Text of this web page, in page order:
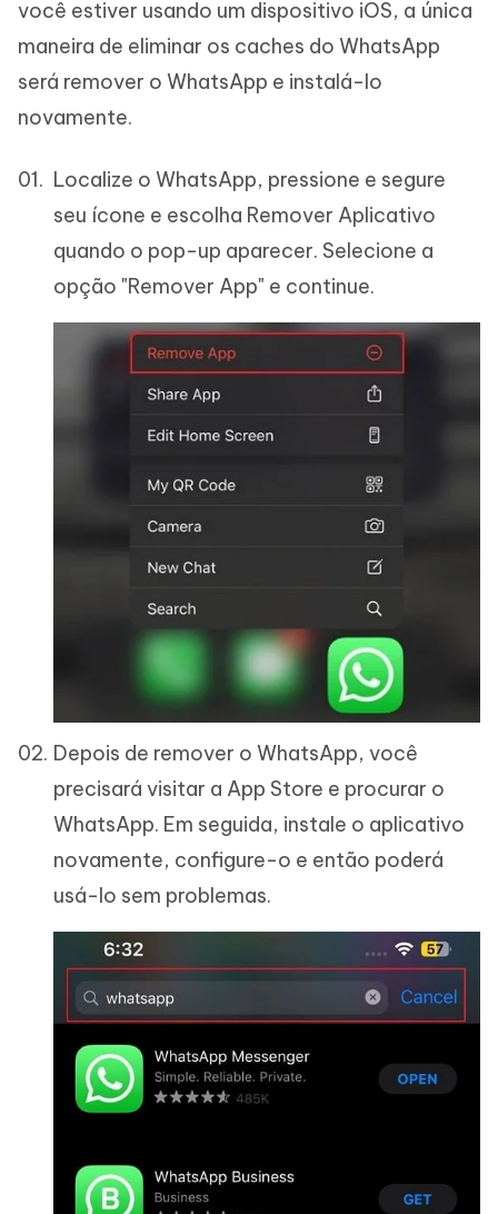
você estiver usando um dispositivo iOS, a única
maneira de eliminar os caches do WhatsApp
será remover o WhatsApp e instalá-lo
novamente.
Localize o WhatsApp, pressione e segure
seu ícone e escolha Remover Aplicativo
quando o pop-up aparecer. Selecione a
opção "Remover App" e continue.
Depois de remover o WhatsApp, você
precisará visitar a App Store e procurar o
WhatsApp. Em seguida, instale o aplicativo
novamente, configure-o e então poderá
usá-lo sem problemas.